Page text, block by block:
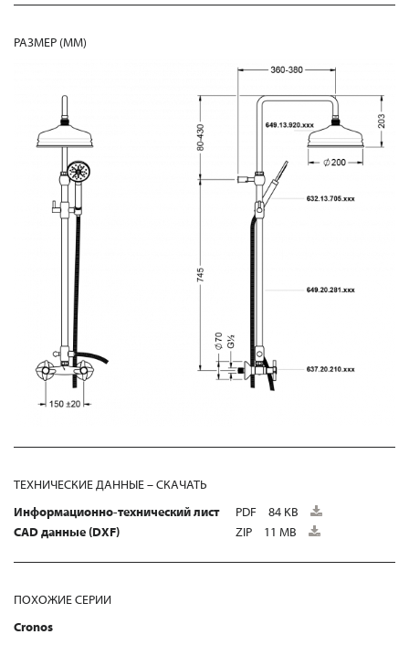
РАЗМЕР (MM)
ТЕХНИЧЕСКИЕ ДАННЫЕ – СКАЧАТЬ
Информационно-технический лист
PDF
84 KB
CAD данные (DXF)
ZIP 11 MB
ПОХОЖИЕ СЕРИИ
Cronos